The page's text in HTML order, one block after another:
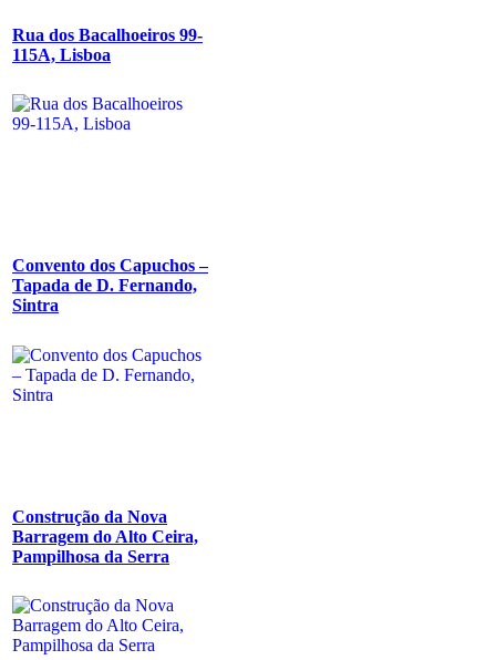
Rua dos Bacalhoeiros 99-
115A, Lisboa
Convento dos Capuchos –
Tapada de D. Fernando,
Sintra
Construção da Nova
Barragem do Alto Ceira,
Pampilhosa da Serra